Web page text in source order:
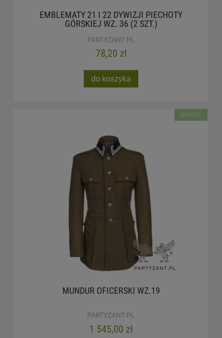
EMBLEMATY 21 I 22 DYWIZJI PIECHOTY
GÓRSKIEJ WZ. 36 (2 SZT.)
PARTYZANT.PL
78,20 zł
do koszyka
MUNDUR OFICERSKI WZ.19
PARTYZANT.PL
1 545,00 zł
NOWOŚĆ